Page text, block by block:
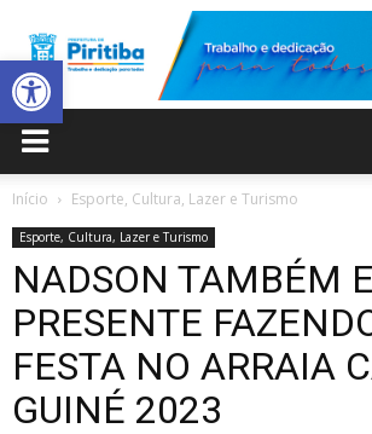
Abrir a barra de ferramentas
Municipal
de
Início Esporte, Cultura, Lazer e Turismo
Esporte, Cultura, Lazer e Turismo
NADSON TAMBÉM
PRESENTE
FESTA NO ARRAIA
GUINÉ 2023